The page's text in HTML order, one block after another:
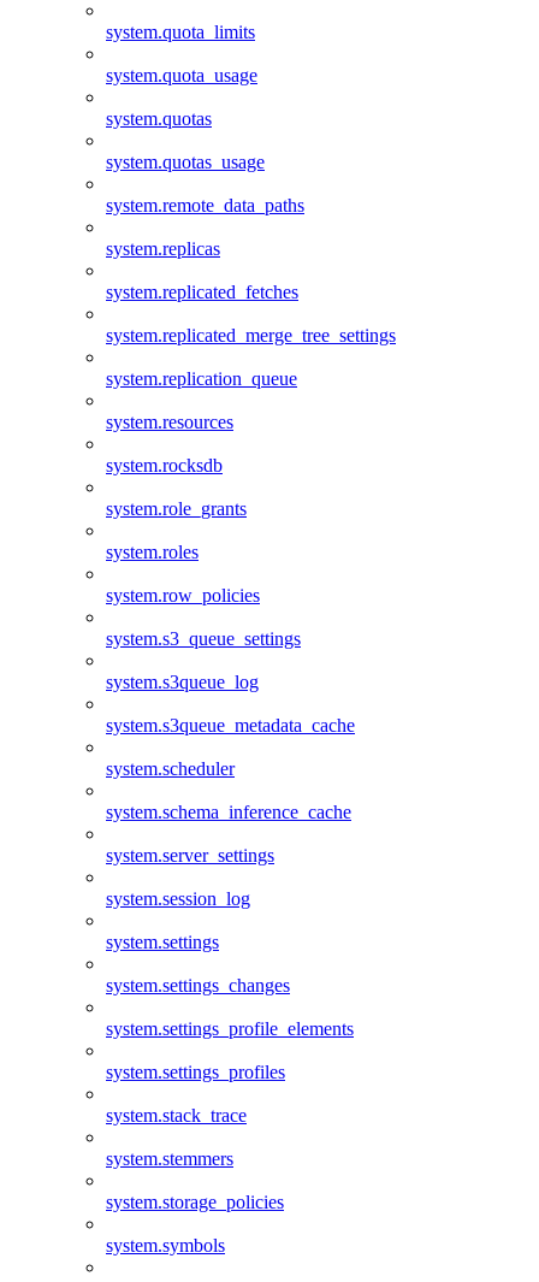
system.quota_limits
system.quota_usage
system.quotas
system.quotas_usage
system.remote_data_paths
system.replicas
system.replicated_fetches
system.replicated_merge_tree_settings
system.replication_queue
system.resources
system.rocksdb
system.role_grants
system.roles
system.row_policies
system.s3_queue_settings
system.s3queue_log
system.s3queue_metadata_cache
system.scheduler
system.schema_inference_cache
system.server_settings
system.session_log
system.settings
system.settings_changes
system.settings_profile_elements
system.settings_profiles
system.stack_trace
system.stemmers
system.storage_policies
system.symbols